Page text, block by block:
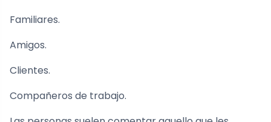
Familiares.
Amigos.
Clientes.
Compañeros de trabajo.